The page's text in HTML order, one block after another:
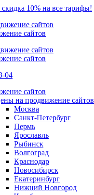
10% на все тарифы!
сайтов
сайтов
04
сайтов
на продвижение сайтов
Москва
Санкт-Петербург
Пермь
Ярославль
Рыбинск
Волгоград
Краснодар
Новосибирск
Екатеринбург
Нижний Новгород